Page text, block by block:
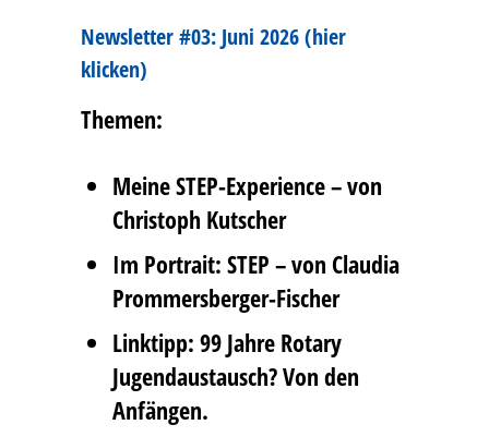
Newsletter #03: Juni 2026 (hier
klicken)
Themen:
Meine STEP-Experience – von
Christoph Kutscher
Im Portrait: STEP – von Claudia
Prommersberger-Fischer
Linktipp: 99 Jahre Rotary
Jugendaustausch? Von den
Anfängen.